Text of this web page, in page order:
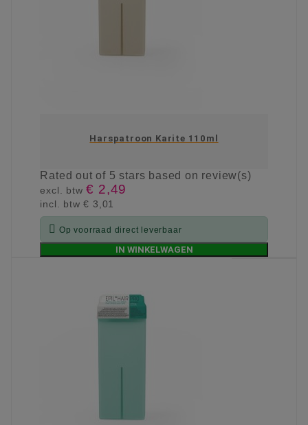
Harspatroon Karite 110ml
Ratedout of 5 stars based on review(s)
excl. btw€ 2,49
incl. btw€ 3,01
 Op voorraad direct leverbaar
IN WINKELWAGEN